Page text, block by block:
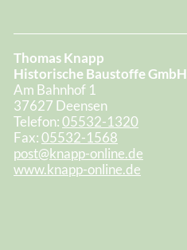
Thomas Knapp
Historische Baustoffe GmbH
Am Bahnhof 1
37627 Deensen
Telefon:05532-1320
Fax:05532-1568
post@knapp-online.de
www.knapp-online.de